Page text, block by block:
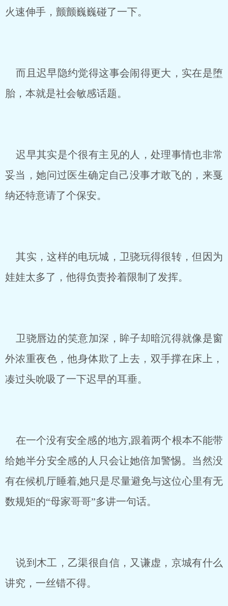
火速伸手，颤颤巍巍碰了一下。
而且迟早隐约觉得这事会闹得更大，实在是堕
胎，本就是社会敏感话题。
迟早其实是个很有主见的人，处理事情也非常
妥当，她问过医生确定自己没事才敢飞的，来戛
纳还特意请了个保安。
其实，这样的电玩城，卫骁玩得很转，但因为
娃娃太多了，他得负责拎着限制了发挥。
卫骁唇边的笑意加深，眸子却暗沉得就像是窗
外浓重夜色，他身体欺了上去，双手撑在床上，
凑过头吮吸了一下迟早的耳垂。
在一个没有安全感的地方,跟着两个根本不能带
给她半分安全感的人只会让她倍加警惕。当然没
有在候机厅睡着,她只是尽量避免与这位心里有无
数规矩的“母家哥哥”多讲一句话。
说到木工，乙渠很自信，又谦虚，京城有什么
讲究，一丝错不得。